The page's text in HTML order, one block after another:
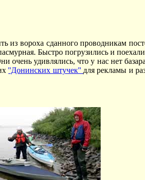
вороха сданного проводникам
Быстро погрузились и
удивлялись, что у нас нет
''Донинских штучек''для рекламы и